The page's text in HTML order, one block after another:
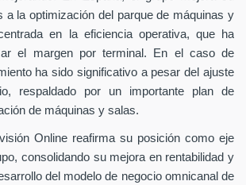
a la optimización del parque de máquinas y
en la eficiencia operativa, que ha
el margen por terminal. En el caso de
ha sido significativo a pesar del ajuste
respaldado por un importante plan de
de máquinas y salas.
Online reafirma su posición como eje
consolidando su mejora en rentabilidad y
del modelo de negocio omnicanal de